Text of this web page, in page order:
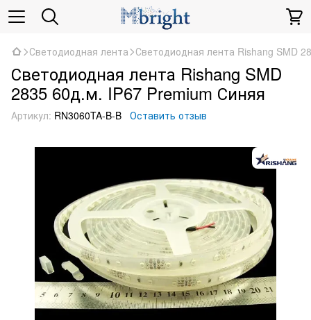
Светодиодная лента Светодиодная лента Rishang SMD
Светодиодная лента Rishang SMD
2835 60д.м. IP67 Premium Синяя
Артикул: RN3060TA-B-B Оставить отзыв